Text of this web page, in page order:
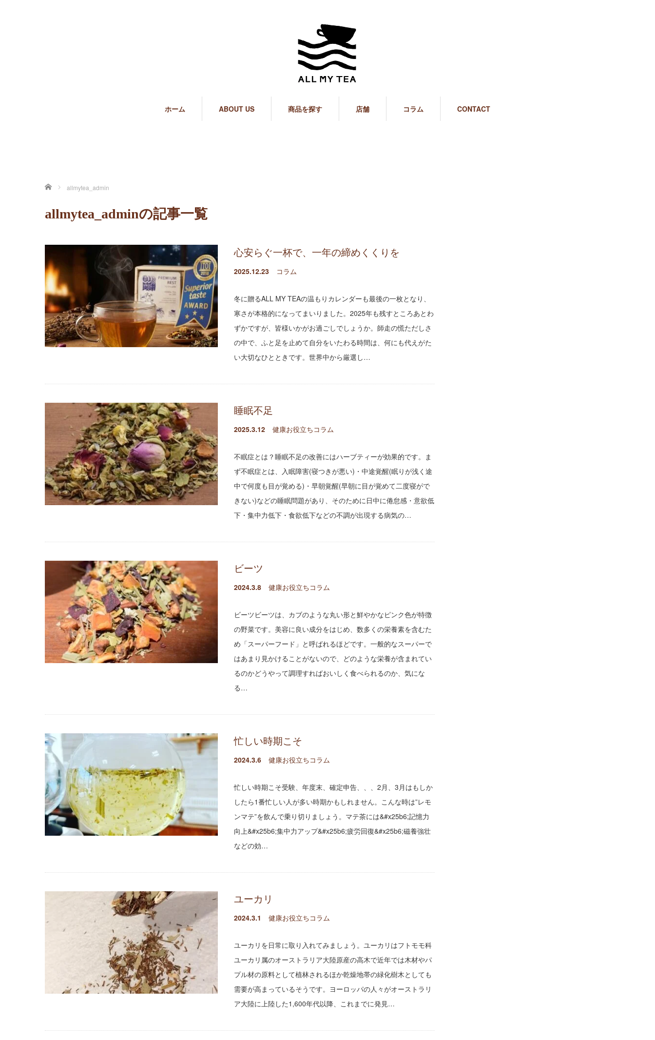
ホーム ABOUT US 商品を探す 店舗 コラム CONTACT
ホーム allmytea_admin
allmytea_adminの記事一覧
心安らぐ一杯で、一年の締めくくりを
2025.12.23 コラム
冬に贈るALL MY TEAの温もりカレンダーも最後の一枚となり、
寒さが本格的になってまいりました。2025年も残すところあとわ
ずかですが、皆様いかがお過ごしでしょうか。師走の慌ただしさ
の中で、ふと足を止めて自分をいたわる時間は、何にも代えがた
い大切なひとときです。世界中から厳選し…
睡眠不足
2025.3.12 健康お役立ちコラム
不眠症とは？睡眠不足の改善にはハーブティーが効果的です。ま
ず不眠症とは、入眠障害(寝つきが悪い)・中途覚醒(眠りが浅く途
中で何度も目が覚める)・早朝覚醒(早朝に目が覚めて二度寝がで
きない)などの睡眠問題があり、そのために日中に倦怠感・意欲低
下・集中力低下・食欲低下などの不調が出現する病気の…
ビーツ
2024.3.8 健康お役立ちコラム
ビーツビーツは、カブのような丸い形と鮮やかなピンク色が特徴
の野菜です。美容に良い成分をはじめ、数多くの栄養素を含むた
め「スーパーフード」と呼ばれるほどです。一般的なスーパーで
はあまり見かけることがないので、どのような栄養が含まれてい
るのかどうやって調理すればおいしく食べられるのか、気にな
る…
忙しい時期こそ
2024.3.6 健康お役立ちコラム
忙しい時期こそ受験、年度末、確定申告、、、2月、3月はもしか
したら1番忙しい人が多い時期かもしれません。こんな時は”レモ
ンマテ”を飲んで乗り切りましょう。マテ茶には&#x25b6;記憶力
向上&#x25b6;集中力アップ&#x25b6;疲労回復&#x25b6;磁養強壮
などの効…
ユーカリ
2024.3.1 健康お役立ちコラム
ユーカリを日常に取り入れてみましょう。ユーカリはフトモモ科
ユーカリ属のオーストラリア大陸原産の高木で近年では木材やパ
プル材の原料として植林されるほか乾燥地帯の緑化樹木としても
需要が高まっているそうです。ヨーロッパの人々がオーストラリ
ア大陸に上陸した1,600年代以降、これまでに発見…